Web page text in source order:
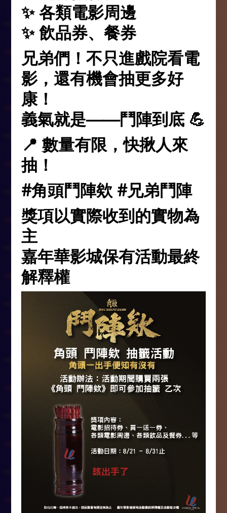
✨ 各類電影周邊
✨ 飲品券、餐券
兄弟們！不只進戲院看電
影，還有機會抽更多好
康！
義氣就是——鬥陣到底 💪
📍 數量有限，快揪人來
抽！
#角頭鬥陣欸 #兄弟鬥陣
獎項以實際收到的實物為
主
嘉年華影城保有活動最終
解釋權